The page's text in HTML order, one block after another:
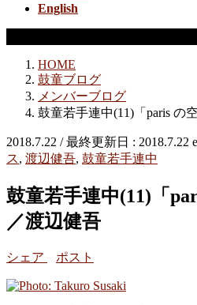
English
HOME
鼓童ブログ
メンバーブログ
鼓童若手連中(11)「paris の
2018.7.22 / 最終更新日 : 2018.7.22
ス, 渡辺健吾, 鼓童若手連中
鼓童若手連中(11)「paris の空の下で」
／渡辺健吾
シェア ポスト